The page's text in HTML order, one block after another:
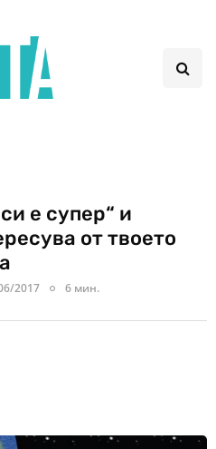
е супер“ и
от твоето
2017 6 мин.